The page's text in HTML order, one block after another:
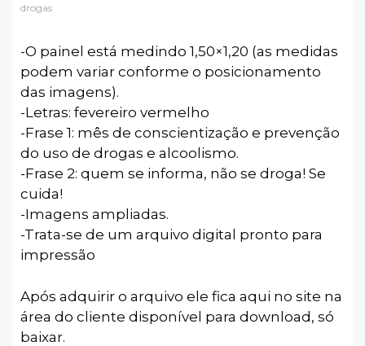
drogas
-O painel está medindo 1,50×1,20 (as medidas
podem variar conforme o posicionamento
das imagens).
-Letras: fevereiro vermelho
-Frase 1: mês de conscientização e prevenção
do uso de drogas e alcoolismo.
-Frase 2: quem se informa, não se droga! Se
cuida!
-Imagens ampliadas.
-Trata-se de um arquivo digital pronto para
impressão
Após adquirir o arquivo ele fica aqui no site na
área do cliente disponível para download, só
baixar.